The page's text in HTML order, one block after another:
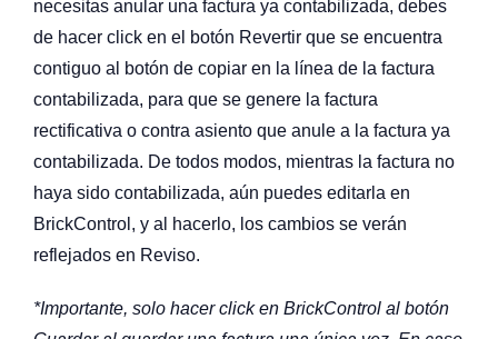
necesitas anular una factura ya contabilizada, debes
de hacer click en el botón Revertir que se encuentra
contiguo al botón de copiar en la línea de la factura
contabilizada, para que se genere la factura
rectificativa o contra asiento que anule a la factura ya
contabilizada. De todos modos, mientras la factura no
haya sido contabilizada, aún puedes editarla en
BrickControl, y al hacerlo, los cambios se verán
reflejados en Reviso.
*Importante, solo hacer click en BrickControl al botón